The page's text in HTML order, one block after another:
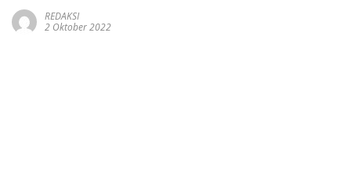
REDAKSI
2 Oktober 2022